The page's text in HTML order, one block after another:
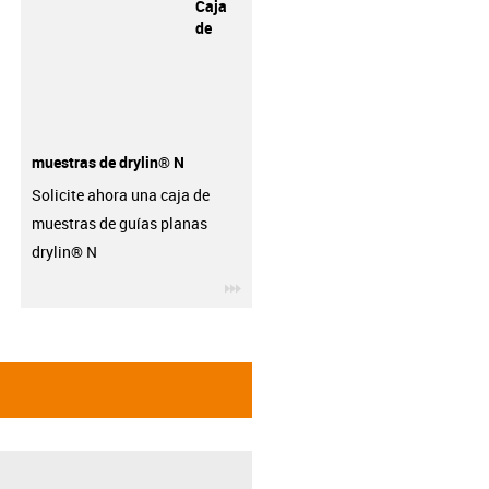
Caja
de
muestras de drylin® N
Solicite ahora una caja de
muestras de guías planas
drylin® N